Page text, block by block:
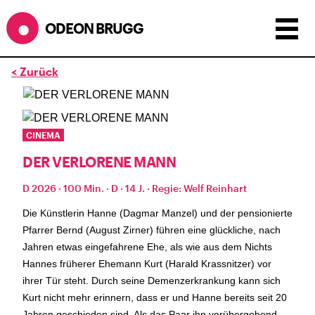
ODEON BRUGG
Anzeigen als:
ÖFFNUNGSZEITEN
SOMMERÖFFNUNGSZEITEN
BÜHNE 2.7. bis 3.9. geschlossen
ZMITTAG2.7. bis 9.8. geschlossen
BAR+BISTROkurze Sommerpause, ab dem 10.8. sind wir
wieder im Haus und freuen uns auf euch <3
STADTFEST BRUGG
während demStadtfest Brugg, 20. bis 30. August, bleibt
< Zurück
CINEMA
DER VERLORENE MANN
D 2026 · 100 Min. · D · 14 J. · Regie: Welf Reinhart
Die Künstlerin Hanne (Dagmar Manzel) und der pensionierte
Pfarrer Bernd (August Zirner) führen eine glückliche, nach
Jahren etwas eingefahrene Ehe, als wie aus dem Nichts
Hannes früherer Ehemann Kurt (Harald Krassnitzer) vor
ihrer Tür steht. Durch seine Demenzerkrankung kann sich
Kurt nicht mehr erinnern, dass er und Hanne bereits seit 20